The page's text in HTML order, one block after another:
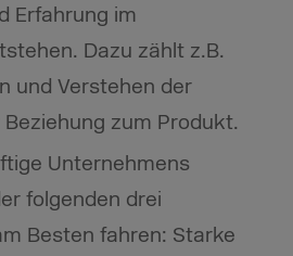
Erfahrung im
Dazu zählt z.B.
und Verstehen der
zum Produkt.
Unternehmens
folgenden drei
Besten fahren: Starke